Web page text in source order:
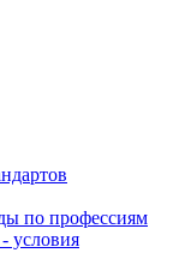
по профессиям
условия